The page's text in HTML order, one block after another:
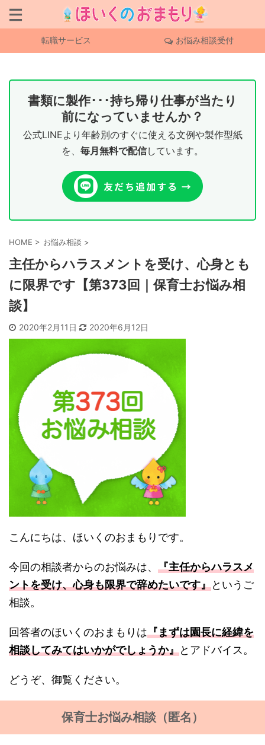
転職サービス お悩み相談受付
書類に製作･･･持ち帰り仕事が当たり
前になっていませんか？
公式LINEより年齢別のすぐに使える文例や製作型紙
を、 毎月無料で配信しています。
HOME > お悩み相談 >
主任からハラスメントを受け、心身とも
に限界です【第373回｜保育士お悩み相
談】
2020年2月11日 2020年6月12日
こんにちは、ほいくのおまもりです。
今回の相談者からのお悩みは、 『主任からハラスメ
ントを受け、心身も限界で辞めたいです』というご
相談。
回答者のほいくのおまもりは『まずは園長に経緯を
相談してみてはいかがでしょうか』とアドバイス。
どうぞ、御覧ください。
保育士お悩み相談（匿名）